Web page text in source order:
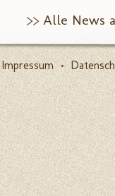
>> Alle News
Impressum •